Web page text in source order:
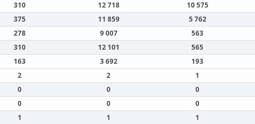
310 12 718 10 575
375 11 859 5 762
278 9 007 563
310 12 101 565
163 3 692 193
2 2 1
0 0 0
0 0 0
1 1 1